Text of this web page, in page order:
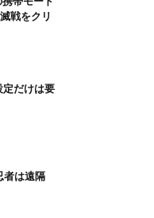
戦をクリ
定だけは要
者は遠隔